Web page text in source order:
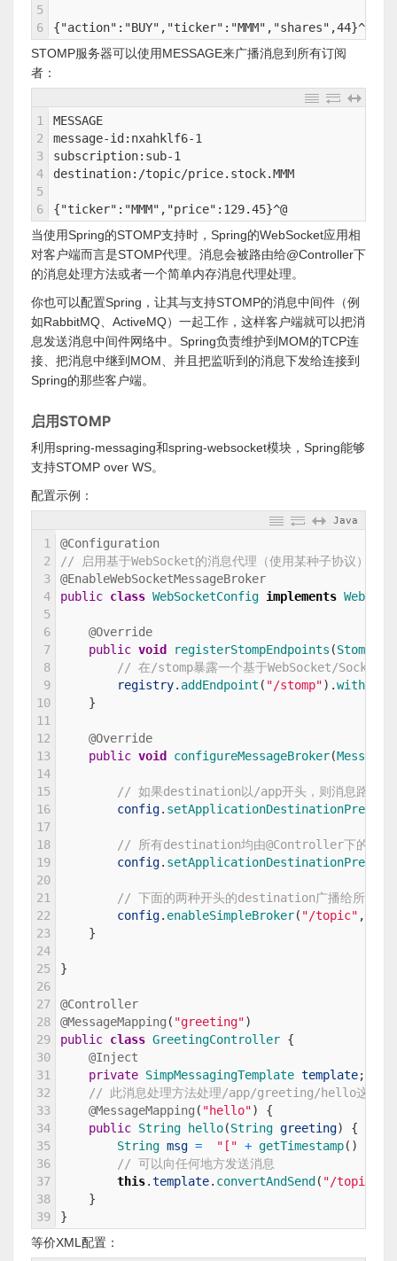
5
6
{"action":"BUY","ticker":"MMM","shares",44}^@
STOMP服务器可以使用MESSAGE来广播消息到所有订阅
者：
1
2
3
4
5
6
MESSAGE
message-id:nxahklf6-1
subscription:sub-1
destination:/topic/price.stock.MMM
{"ticker":"MMM","price":129.45}^@
当使用Spring的STOMP支持时，Spring的WebSocket应用相
对客户端而言是STOMP代理。消息会被路由给@Controller下
的消息处理方法或者一个简单内存消息代理处理。
你也可以配置Spring，让其与支持STOMP的消息中间件（例
如RabbitMQ、ActiveMQ）一起工作，这样客户端就可以把消
息发送消息中间件网络中。Spring负责维护到MOM的TCP连
接、把消息中继到MOM、并且把监听到的消息下发给连接到
Spring的那些客户端。
启用STOMP
利用spring-messaging和spring-websocket模块，Spring能够
支持STOMP over WS。
配置示例：
Java
1
2
3
4
5
6
7
8
9
10
11
12
13
14
15
16
17
18
19
20
21
22
23
24
25
26
27
28
29
30
31
32
33
34
35
36
37
38
39
@Configuration
// 启用基于WebSocket的消息代理（使用某种子协议）
@EnableWebSocketMessageBroker
public class WebSocketConfig implements
@Override
public void registerStompEndpoints (
// 在/stomp暴露一个基于WebSocket/SockJS的
registry. addEndpoint ( "/stomp") .
}
@Override
public void configureMessageBroker(
// 如果destination以/app开头，则消息路由给
config.
// 所有destination均由@Controller下的消息
config.
// 下面的两种开头的destination广播给所有其
config. enableSimpleBroker( "/topic" ,
}
}
@Controller
@MessageMapping ( "greeting")
public class GreetingController {
@Inject
private SimpMessagingTemplate template;
// 此消息处理方法处理/app/greeting/hello这一目
@MessageMapping ( "hello")
{
public String hello(String greeting)
{
String msg = "[" + getTimestamp( )
// 可以向任何地方发送消息
this.template. convertAndSend ( "/topic/
}
}
等价XML配置：